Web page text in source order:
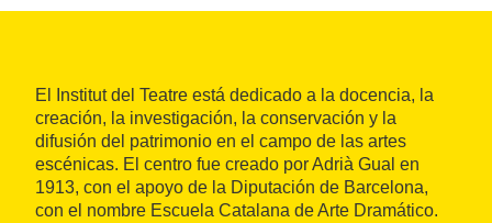
El Institut del Teatre está dedicado a la docencia, la
creación, la investigación, la conservación y la
difusión del patrimonio en el campo de las artes
escénicas. El centro fue creado por Adrià Gual en
1913, con el apoyo de la Diputación de Barcelona,
con el nombre Escuela Catalana de Arte Dramático.